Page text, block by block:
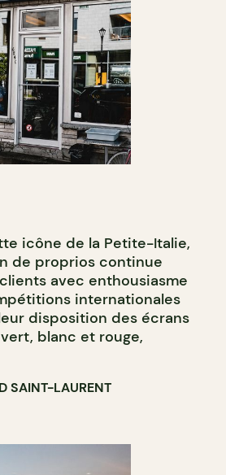
icône de la Petite-Italie,
de proprios continue
avec enthousiasme
internationales
disposition des écrans
blanc et rouge,
SAINT-LAURENT